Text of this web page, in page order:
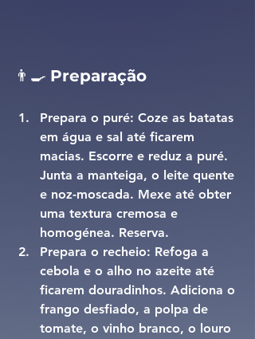
👨‍🍳 Preparação
Prepara o puré: Coze as batatas
em água e sal até ficarem
macias. Escorre e reduz a puré.
Junta a manteiga, o leite quente
e noz-moscada. Mexe até obter
uma textura cremosa e
homogénea. Reserva.
Prepara o recheio: Refoga a
cebola e o alho no azeite até
ficarem douradinhos. Adiciona o
frango desfiado, a polpa de
tomate, o vinho branco, o louro